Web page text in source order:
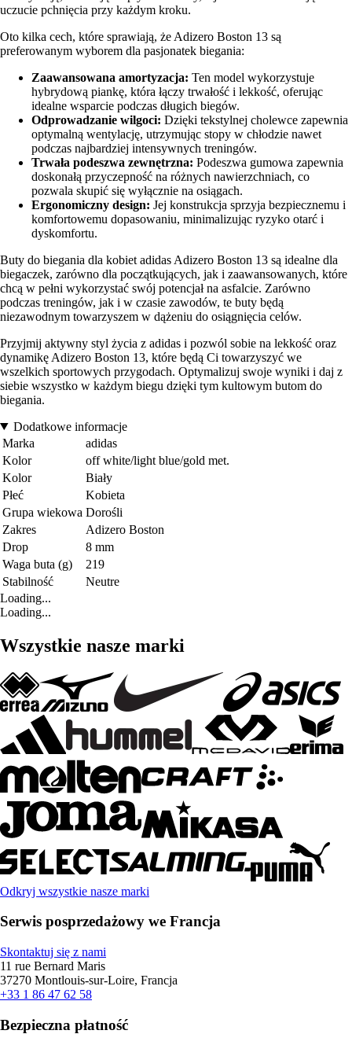
uczucie pchnięcia przy każdym kroku.
Oto kilka cech, które sprawiają, że Adizero Boston 13 są
preferowanym wyborem dla pasjonatek biegania:
Zaawansowana amortyzacja: Ten model wykorzystuje
hybrydową piankę, która łączy trwałość i lekkość, oferując
idealne wsparcie podczas długich biegów.
Odprowadzanie wilgoci: Dzięki tekstylnej cholewce zapewnia
optymalną wentylację, utrzymując stopy w chłodzie nawet
podczas najbardziej intensywnych treningów.
Trwała podeszwa zewnętrzna: Podeszwa gumowa zapewnia
doskonałą przyczepność na różnych nawierzchniach, co
pozwala skupić się wyłącznie na osiągach.
Ergonomiczny design: Jej konstrukcja sprzyja bezpiecznemu i
komfortowemu dopasowaniu, minimalizując ryzyko otarć i
dyskomfortu.
Buty do biegania dla kobiet adidas Adizero Boston 13 są idealne dla
biegaczek, zarówno dla początkujących, jak i zaawansowanych, które
chcą w pełni wykorzystać swój potencjał na asfalcie. Zarówno
podczas treningów, jak i w czasie zawodów, te buty będą
niezawodnym towarzyszem w dążeniu do osiągnięcia celów.
Przyjmij aktywny styl życia z adidas i pozwól sobie na lekkość oraz
dynamikę Adizero Boston 13, które będą Ci towarzyszyć we
wszelkich sportowych przygodach. Optymalizuj swoje wyniki i daj z
siebie wszystko w każdym biegu dzięki tym kultowym butom do
biegania.
Dodatkowe informacje
Marka
adidas
Kolor
off white/light blue/gold met.
Kolor
Biały
Płeć
Kobieta
Grupa wiekowa Dorośli
Zakres
Adizero Boston
Drop
8 mm
Waga buta (g)
219
Stabilność
Neutre
Loading...
Loading...
Wszystkie nasze marki
Odkryj wszystkie nasze marki
Serwis posprzedażowy we Francja
Skontaktuj się z nami
11 rue Bernard Maris
37270 Montlouis-sur-Loire, Francja
+33 1 86 47 62 58
Bezpieczna płatność